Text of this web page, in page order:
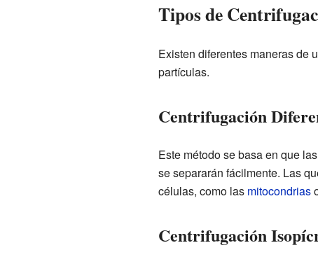
Tipos de
Existen diferentes maneras de
partículas.
Centrifugación
Este método se basa en que
se separarán fácilmente. Las
células, como las mitocondrias
Centrifugación